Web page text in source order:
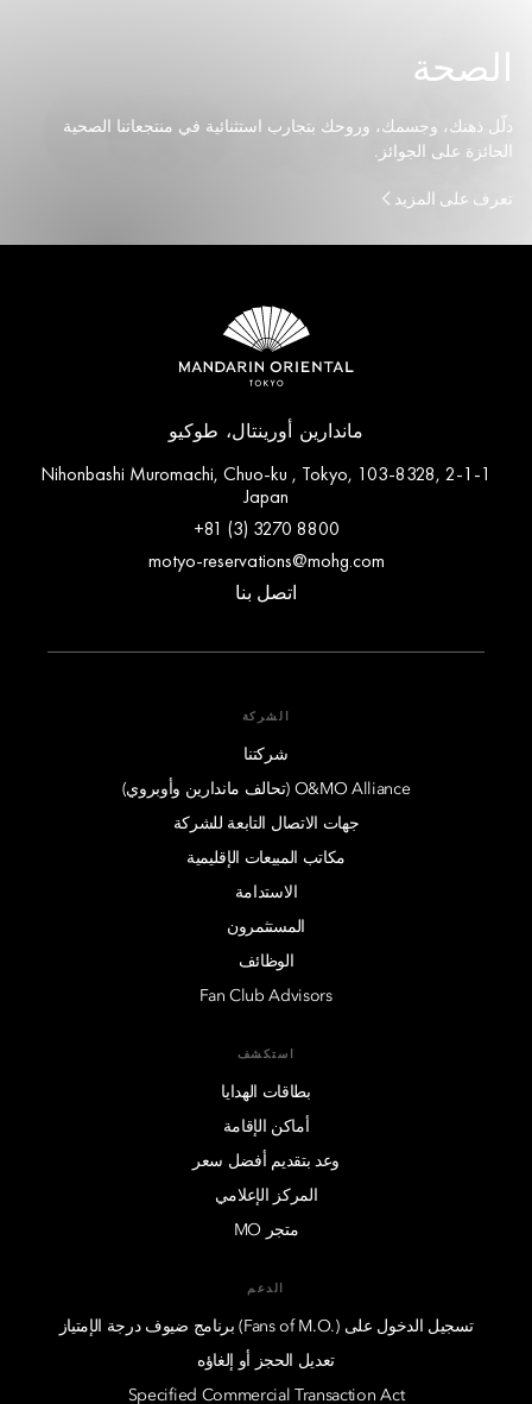
الصحة
دلّل ذهنك، وجسمك، وروحك بتجارب استثنائية في منتجعاتنا الصحية
الحائزة على الجوائز.
تعرف على المزيد
ماندارين أورينتال، طوكيو
2-1-1 Nihonbashi Muromachi, Chuo-ku , Tokyo, 103-8328,
Japan
+81 (3) 3270 8800
motyo-reservations@mohg.com
اتصل بنا
الشركة
شركتنا
O&MO Alliance (تحالف ماندارين وأوبروي)
جهات الاتصال التابعة للشركة
مكاتب المبيعات الإقليمية
الاستدامة
المستثمرون
الوظائف
Fan Club Advisors
استكشف
بطاقات الهدايا
أماكن الإقامة
وعد بتقديم أفضل سعر
المركز الإعلامي
متجر MO
الدعم
تسجيل الدخول على (.Fans of M.O) برنامج ضيوف درجة الإمتياز
تعديل الحجز أو إلغاؤه
Specified Commercial Transaction Act